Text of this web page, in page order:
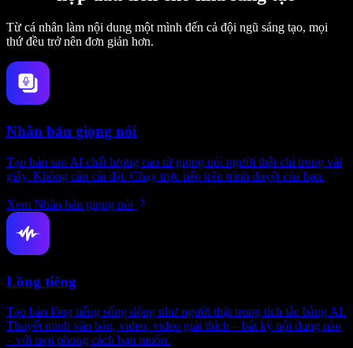
Từ cá nhân làm nội dung một mình đến cả đội ngũ sáng tạo, mọi
thứ đều trở nên đơn giản hơn.
Nhân bản giọng nói
Tạo bản sao AI chất lượng cao từ giọng nói người thật chỉ trong vài
giây. Không cần cài đặt. Chạy trực tiếp trên trình duyệt của bạn.
Xem Nhân bản giọng nói
Lồng tiếng
Tạo bản lồng tiếng sống động như người thật trong tích tắc bằng AI.
Thuyết minh văn bản, video, video giải thích – bất kỳ nội dung nào
– với mọi phong cách bạn muốn.